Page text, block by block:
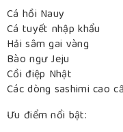
Cá hồi Nauy
Cá tuyết nhập khẩu
Hải sâm gai vàng
Bào ngư Jeju
Cồi điệp Nhật
Các dòng sashimi cao
Ưu điểm nổi bật: